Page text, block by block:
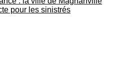
pour les sinistrés